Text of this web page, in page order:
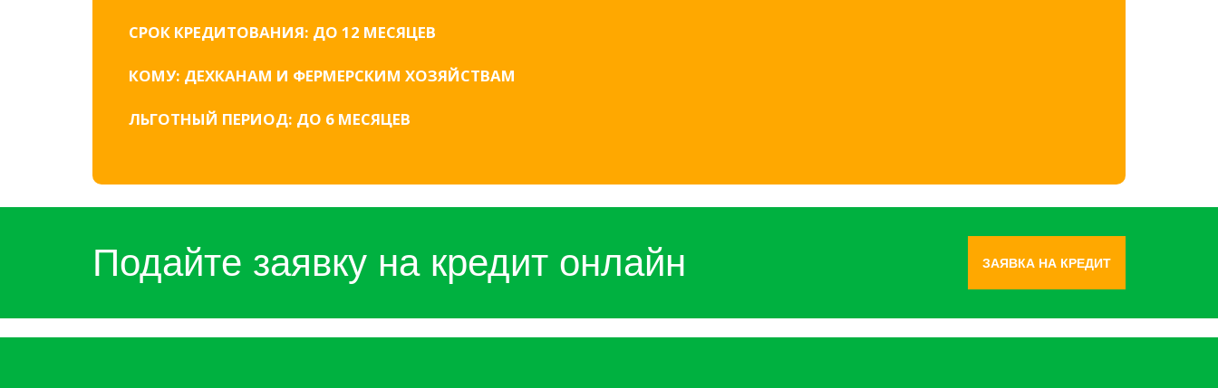
СРОК КРЕДИТОВАНИЯ: ДО 12 МЕСЯЦЕВ
КОМУ: ДЕХКАНАМ И ФЕРМЕРСКИМ ХОЗЯЙСТВАМ
ЛЬГОТНЫЙ ПЕРИОД: ДО 6 МЕСЯЦЕВ
Подайте заявку на кредит онлайн ЗАЯВКА НА КРЕДИТ